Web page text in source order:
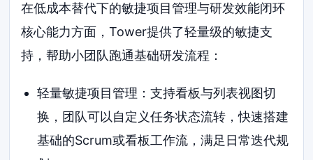
在低成本替代下的敏捷项目管理与研发效能闭环
核心能力方面，Tower提供了轻量级的敏捷支
持，帮助小团队跑通基础研发流程：
轻量敏捷项目管理：支持看板与列表视图切
换，团队可以自定义任务状态流转，快速搭建
基础的Scrum或看板工作流，满足日常迭代规